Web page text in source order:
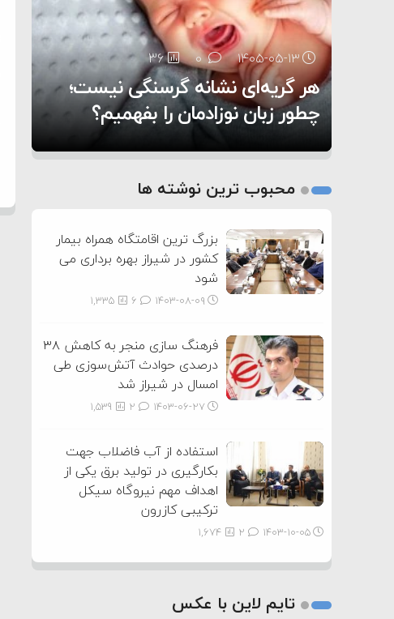
۱۴۰۵-۰۵-۱۳ 0
36
هر گریه‌ای نشانه گرسنگی نیست؛
چطور زبان نوزادمان را بفهمیم؟
۱۴۰۵-۰۵-۱۲ 0
25
تغذیه پدر می‌تواند بر سلامت نوزاد
تأثیر بگذارد
۱۴۰۵-۰۵-۱۲ 0
11
روی دیگر زندگی
2
محبوب ترین نوشته ها
بزرگ ترین اقامتگاه همراه بیمار
کشور در شیراز بهره برداری می
شود
۱۴۰۳-۰۸-۰۹ 1,335
فرهنگ سازی منجر به کاهش ۳۸
درصدی حوادث آتش‌سوزی طی
امسال در شیراز شد
۱۴۰۳-۰۶-۲۷ 1,539
استفاده از آب فاضلاب جهت
بکارگیری در تولید برق یکی از
اهداف مهم نیروگاه سیکل
ترکیبی کازرون
۱۴۰۳-۱۰-۰۵ 1,674
تایم لاین با عکس